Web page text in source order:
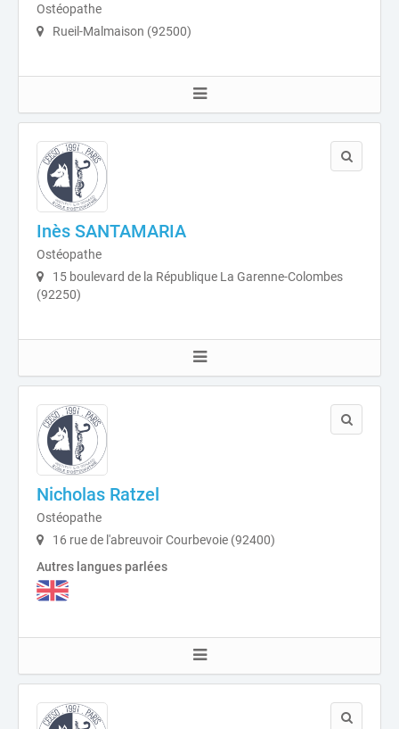
Ostéopathe
Rueil-Malmaison (92500)
Inès SANTAMARIA
Ostéopathe
15 boulevard de la République La Garenne-Colombes
(92250)
Nicholas Ratzel
Ostéopathe
16 rue de l'abreuvoir Courbevoie (92400)
Autres langues parlées